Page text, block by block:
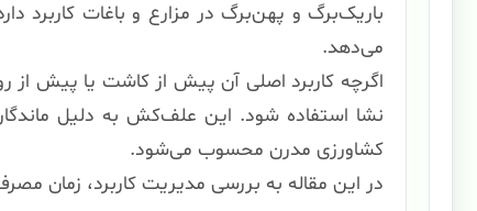
باریک‌برگ و پهن‌برگ در مزارع و باغات کاربرد
می‌دهد.
اگرچه کاربرد اصلی آن پیش از کاشت یا پیش از
کشاورزی مدرن محسوب می‌شود.
در این مقاله به بررسی مدیریت کاربرد، زمان